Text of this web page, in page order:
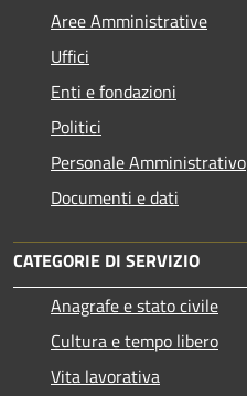
Aree Amministrative
Uffici
Enti e fondazioni
Politici
Personale Amministrativo
Documenti e dati
CATEGORIE DI SERVIZIO
Anagrafe e stato civile
Cultura e tempo libero
Vita lavorativa